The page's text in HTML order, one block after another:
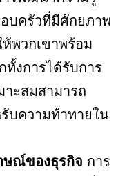
บครัวที่มีศักยภาพ
พวกเขาพร้อม
งการได้รับการ
ะสมสามารถ
บความท้าทายใน
ษณ์ของธุรกิจ การ